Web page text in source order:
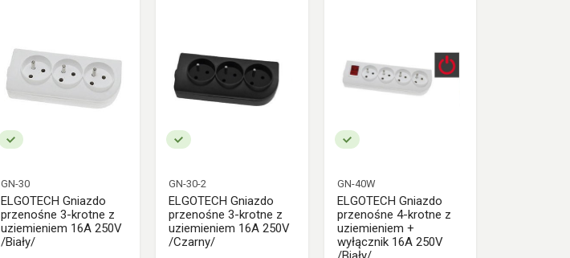
GN-30
ELGOTECH Gniazdo
przenośne 3-krotne z
uziemieniem 16A 250V
/Biały/
GN-30-2
ELGOTECH Gniazdo
przenośne 3-krotne z
uziemieniem 16A 250V
/Czarny/
GN-40W
ELGOTECH Gniazdo
przenośne 4-krotne z
uziemieniem +
wyłącznik 16A 250V